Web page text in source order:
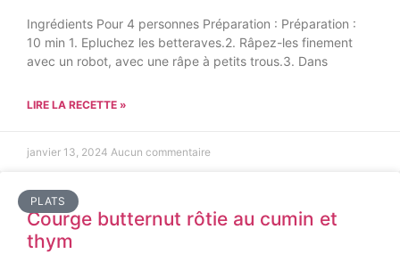
Ingrédients Pour 4 personnes Préparation : Préparation :
10 min 1. Epluchez les betteraves.2. Râpez-les finement
avec un robot, avec une râpe à petits trous.3. Dans
LIRE LA RECETTE »
janvier 13, 2024 Aucun commentaire
PLATS
Courge butternut rôtie au cumin et
thym